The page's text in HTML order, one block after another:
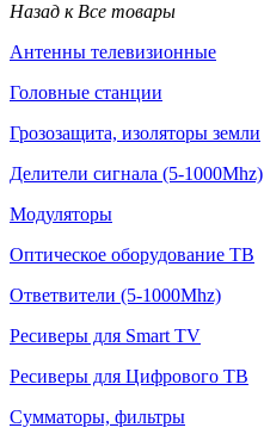
Назад к Все товары
Антенны телевизионные
Головные станции
Грозозащита, изоляторы земли
Делители сигнала (5-1000Mhz)
Модуляторы
Оптическое оборудование ТВ
Ответвители (5-1000Mhz)
Ресиверы для Smart TV
Ресиверы для Цифрового ТВ
Сумматоры, фильтры